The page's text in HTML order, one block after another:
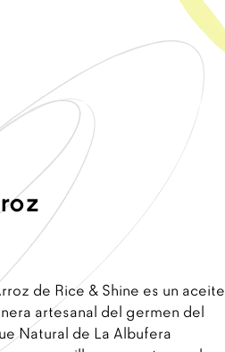
de Rice & Shine es un aceite
artesanal del germen del
Natural de La Albufera